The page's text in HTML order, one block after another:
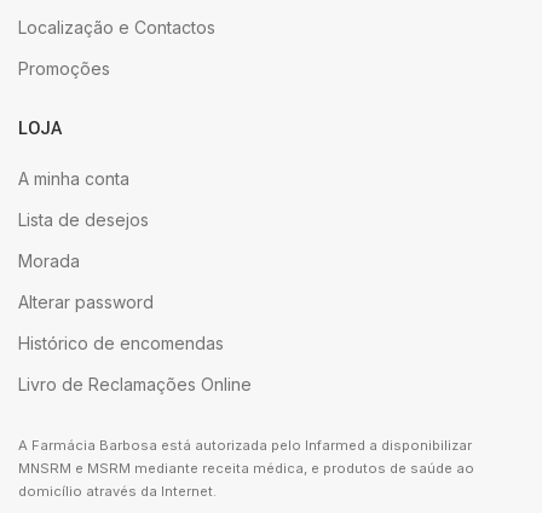
Localização e Contactos
Promoções
LOJA
A minha conta
Lista de desejos
Morada
Alterar password
Histórico de encomendas
Livro de Reclamações Online
A Farmácia Barbosa está autorizada pelo Infarmed a disponibilizar
MNSRM e MSRM mediante receita médica, e produtos de saúde ao
domicílio através da Internet.